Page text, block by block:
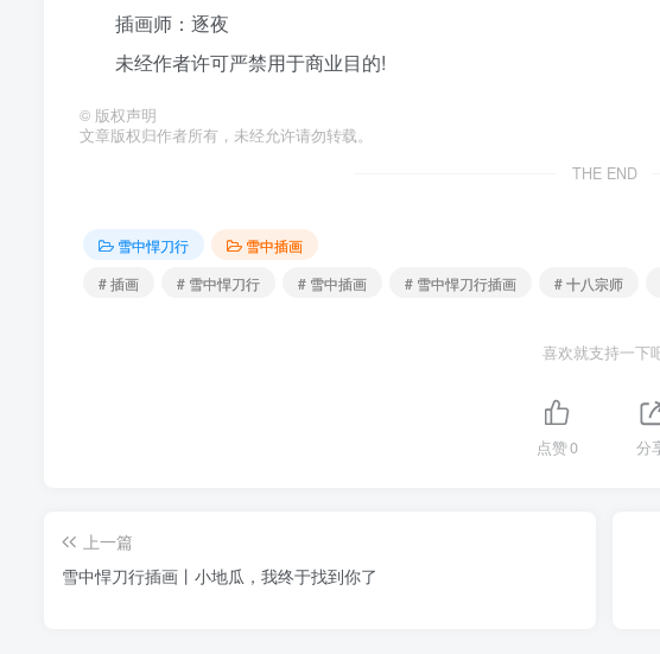
插画师：逐夜
未经作者许可严禁用于商业目的!
© 版权声明
文章版权归作者所有，未经允许请勿转载。
THE END
雪中悍刀行
雪中插画
# 插画
# 雪中悍刀行 # 雪中插画 # 雪中悍刀行插画 # 十八宗师
喜欢就支持一下
点赞0 分
上一篇
雪中悍刀行插画丨小地瓜，我终于找到你了